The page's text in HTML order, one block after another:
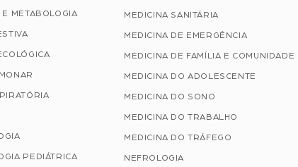
METABOLOGIA
PEDIÁTRICA
MEDICINA SANITÁRIA
MEDICINA DE EMERGÊNCIA
MEDICINA DE FAMÍLIA E COMUNIDADE
MEDICINA DO ADOLESCENTE
MEDICINA DO SONO
MEDICINA DO TRABALHO
MEDICINA DO TRÁFEGO
NEFROLOGIA